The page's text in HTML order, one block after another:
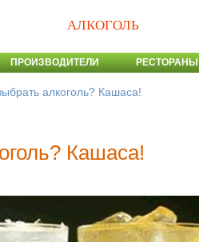
АЛКОГОЛЬ
ПРОИЗВОДИТЕЛИ РЕСТОРАНЫ
алкоголь? Кашаса!
Кашаса!